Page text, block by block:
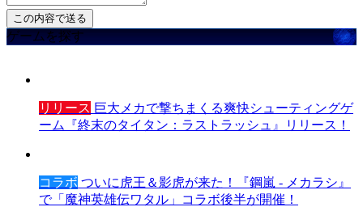
ゲームを探す
リリース 巨大メカで撃ちまくる爽快シューティングゲ
ーム『終末のタイタン：ラストラッシュ』リリース！
コラボ ついに虎王＆影虎が来た！『鋼嵐 - メカラシ』
で「魔神英雄伝ワタル」コラボ後半が開催！